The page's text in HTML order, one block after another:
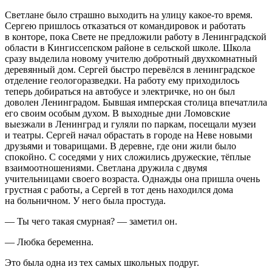
Светлане было страшно выходить на улицу какое-то время.
Сергею пришлось отказаться от командировок и работать
в конторе, пока Свете не предложили работу в Ленинградской
области в Кингиссепском районе в сельской школе. Школа
сразу выделила новому учителю добротный двухкомнатный
деревянный дом. Сергей быстро перевёлся в ленинградское
отделение геологоразведки. На работу ему приходилось
теперь добираться на автобусе и электричке, но он был
доволен Ленинградом. Бывшая имперская столица впечатлила
его своим особым духом. В выходные дни Ломовские
выезжали в Ленинград и гуляли по паркам, посещали музеи
и театры. Сергей начал обрастать в городе на Неве новыми
друзьями и товарищами. В деревне, где они жили было
спокойно. С соседями у них сложились дружеские, тёплые
взаимоотношениями. Светлана дружила с двумя
учительницами своего возраста. Однажды она пришла очень
грустная с работы, а Сергей в тот день находился дома
на больничном. У него была простуда.
— Ты чего такая смурная? — заметил он.
— Любка беременна.
Это была одна из тех самых школьных подруг.